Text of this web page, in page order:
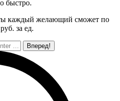
быстро.
каждый желающий сможет по
за ед.